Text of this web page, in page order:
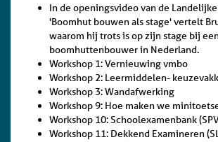
In de openingsvideo van de
'Boomhut bouwen als stage' vertelt
waarom hij trots is op zijn stage bij
boomhuttenbouwer in Nederland.
Workshop 1: Vernieuwing vmbo
Workshop 2: Leermiddelen-
Workshop 3: Wandafwerking
Workshop 9: Hoe maken we
Workshop 10: Schoolexamenbank
Workshop 11: Dekkend Examineren